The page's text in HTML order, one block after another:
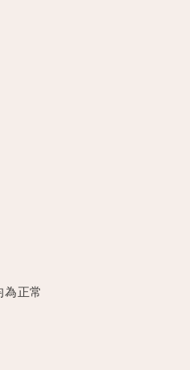
正常